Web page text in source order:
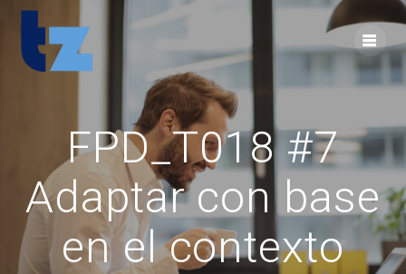
FPD_T018 #7
Adaptar con base
en el contexto